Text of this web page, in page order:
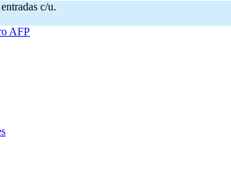
c/u.
AFP